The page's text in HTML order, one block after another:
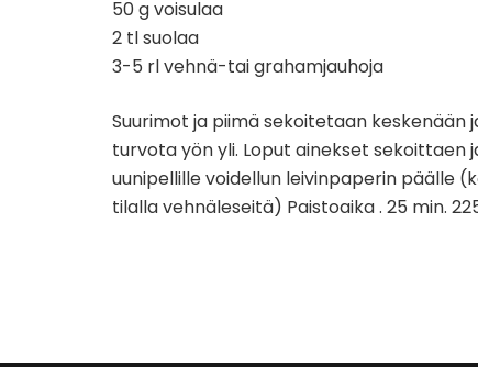
50 g voisulaa
2 tl suolaa
3-5 rl vehnä-tai grahamjauhoja
Suurimot ja piimä sekoitetaan keskenään
turvota yön yli. Loput ainekset sekoittaen
uunipellille voidellun leivinpaperin päälle
tilalla vehnäleseitä) Paistoaika . 25 min.